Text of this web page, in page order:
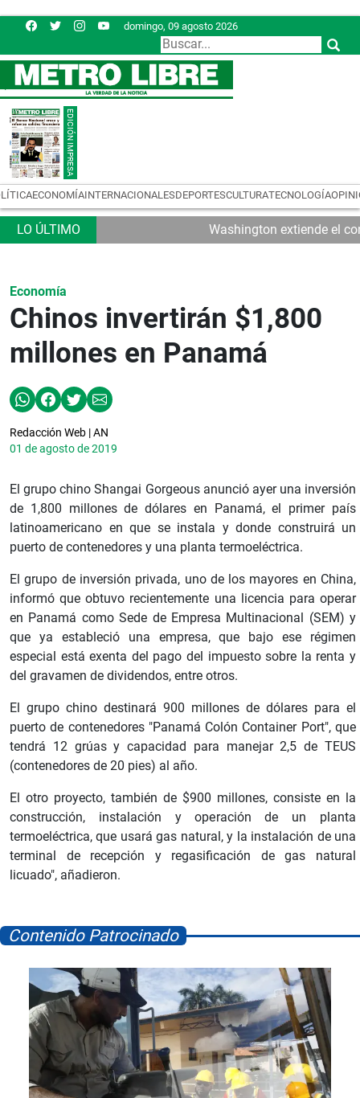
domingo, 09 agosto 2026
ECONOMÍAINTERNACIONALESDEPORTESCULTURATECNOLOGÍA
Washington extiende el
Economía
Chinos invertirán $1,800
millones en Panamá
Redacción Web | AN
01 de agosto de 2019
El grupo chino Shangai Gorgeous anunció ayer una inversión
de 1,800 millones de dólares en Panamá, el primer país
latinoamericano en que se instala y donde construirá un
puerto de contenedores y una planta termoeléctrica.
El grupo de inversión privada, uno de los mayores en China,
informó que obtuvo recientemente una licencia para operar
en Panamá como Sede de Empresa Multinacional (SEM) y
que ya estableció una empresa, que bajo ese régimen
especial está exenta del pago del impuesto sobre la renta y
del gravamen de dividendos, entre otros.
El grupo chino destinará 900 millones de dólares para el
puerto de contenedores "Panamá Colón Container Port", que
tendrá 12 grúas y capacidad para manejar 2,5 de TEUS
(contenedores de 20 pies) al año.
El otro proyecto, también de $900 millones, consiste en la
construcción, instalación y operación de un planta
termoeléctrica, que usará gas natural, y la instalación de una
terminal de recepción y regasificación de gas natural
licuado", añadieron.
Contenido Patrocinado